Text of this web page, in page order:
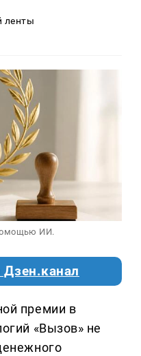
ленты
ИИ.
Дзен.канал
премии в
«Вызов» не